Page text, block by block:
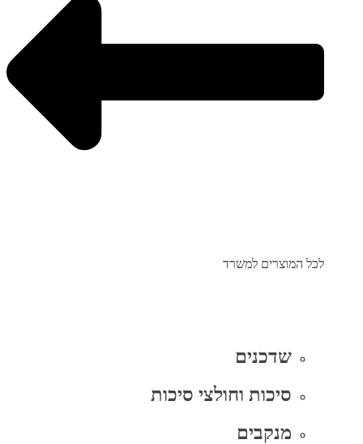
לכל המוצרים למשרד
שדכנים
סיכות וחולצי סיכות
מנקבים